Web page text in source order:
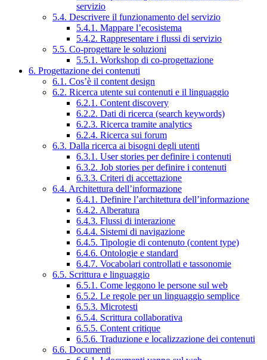
servizio
5.4. Descrivere il funzionamento del servizio
5.4.1. Mappare l’ecosistema
5.4.2. Rappresentare i flussi di servizio
5.5. Co-progettare le soluzioni
5.5.1. Workshop di co-progettazione
6. Progettazione dei contenuti
6.1. Cos’è il content design
6.2. Ricerca utente sui contenuti e il linguaggio
6.2.1. Content discovery
6.2.2. Dati di ricerca (search keywords)
6.2.3. Ricerca tramite analytics
6.2.4. Ricerca sui forum
6.3. Dalla ricerca ai bisogni degli utenti
6.3.1. User stories per definire i contenuti
6.3.2. Job stories per definire i contenuti
6.3.3. Criteri di accettazione
6.4. Architettura dell’informazione
6.4.1. Definire l’architettura dell’informazione
6.4.2. Alberatura
6.4.3. Flussi di interazione
6.4.4. Sistemi di navigazione
6.4.5. Tipologie di contenuto (content type)
6.4.6. Ontologie e standard
6.4.7. Vocabolari controllati e tassonomie
6.5. Scrittura e linguaggio
6.5.1. Come leggono le persone sul web
6.5.2. Le regole per un linguaggio semplice
6.5.3. Microtesti
6.5.4. Scrittura collaborativa
6.5.5. Content critique
6.5.6. Traduzione e localizzazione dei contenuti
6.6. Documenti